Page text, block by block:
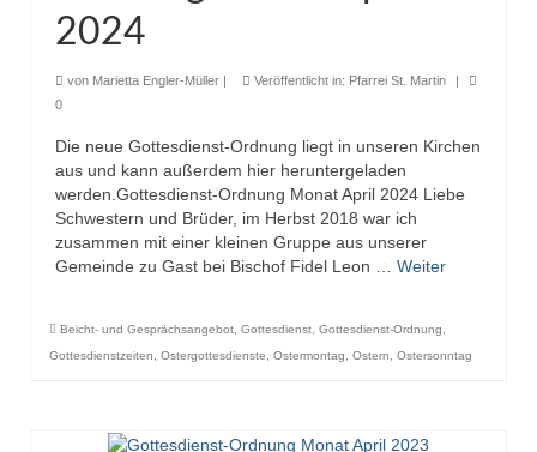
2024
von Marietta Engler-Müller Veröffentlicht in: Pfarrei St. Martin
0
Die neue Gottesdienst-Ordnung liegt in unseren Kirchen
aus und kann außerdem hier heruntergeladen
werden.Gottesdienst-Ordnung Monat April 2024 Liebe
Schwestern und Brüder, im Herbst 2018 war ich
zusammen mit einer kleinen Gruppe aus unserer
Gemeinde zu Gast bei Bischof Fidel Leon … Weiter
Beicht- und Gesprächsangebot, Gottesdienst, Gottesdienst-Ordnung,
Gottesdienstzeiten, Ostergottesdienste, Ostermontag, Ostern, Ostersonntag